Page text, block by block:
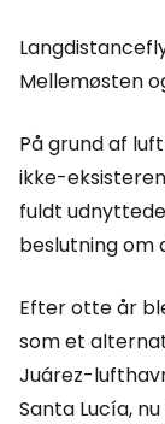
Mellemøsten
På grund af
ikke-
fuldt
beslutning om
Efter otte år
som et
Juárez-
Santa Lucía,